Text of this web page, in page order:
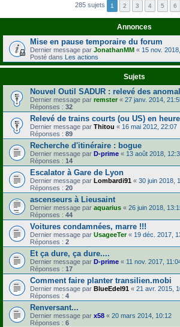
285 sujets 1 2 3 4 5 6
Annonces
Mise en pause temporaire du forum
Dernier message par JonathanMM « 15 nov.
Posté dans Les actions
Sujets
Nouvel Outil SADUR : relevé des
Dernier message par remster « 27 janv. 2014,
Réponses : 32
Relevé de trains courts (ou US) en
Dernier message par Thitou « 16 mai 2012, 22:07
Réponses : 89
Recherche d'itinéraire : bogue
Dernier message par D-prime « 13 août 2018,
Réponses : 14
Escalator à Gare de Lyon
Dernier message par Lombardi91 « 30 juin 2018,
Réponses : 20
ascenseurs à Lieusaint
Dernier message par aquarius « 26 juin 2018,
Réponses : 44
Voitures condamnées, marre !!!
Dernier message par UsageeTer« 19 déc. 2017,
Réponses : 2
Et ça dure, ça dure....
Dernier message par D-prime « 11 nov. 2017,
Réponses : 17
Comment faire planter transilien.mobi
Dernier message par BlueEdel91 « 21 avr. 2015,
Réponses : 4
Renversant...
Dernier message par x58 « 20 mars 2014, 10:12
Réponses : 6